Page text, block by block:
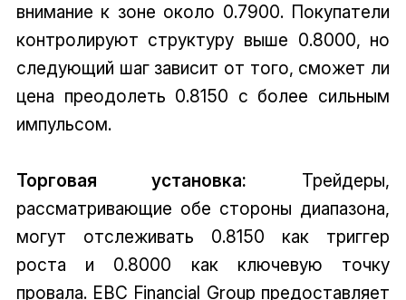
внимание к зоне около 0.7900. Покупатели
контролируют структуру выше 0.8000, но
следующий шаг зависит от того, сможет ли
цена преодолеть 0.8150 с более сильным
импульсом.
Торговая установка: Трейдеры,
рассматривающие обе стороны диапазона,
могут отслеживать 0.8150 как триггер
роста и 0.8000 как ключевую точку
провала. EBC Financial Group предоставляет